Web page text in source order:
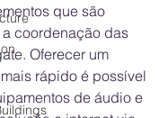
que são
coordenação das
Oferecer um
rápido é possível
de áudio e